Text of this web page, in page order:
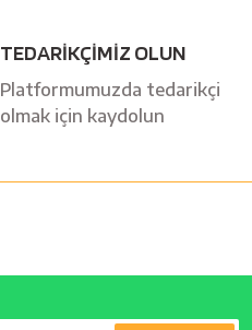
TEDARİKÇİMİZ OLUN
Platformumuzda tedarikçi
olmak için kaydolun